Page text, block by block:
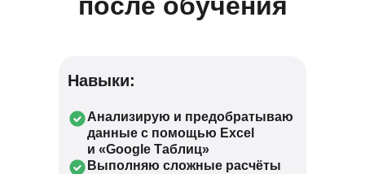
Навыки:
Анализирую и предобратываю
данные с помощью Excel
и «Google Таблиц»
Выполняю сложные расчёты